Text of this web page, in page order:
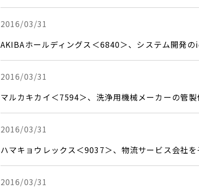
2020年
2015年
2013年
2012年
2010年
2016/03/31
AKIBAホールディングス＜6840＞、システム開発
2016/03/31
マルカキカイ＜7594＞、洗浄用機械メーカーの管
2016/03/31
ハマキョウレックス＜9037＞、物流サービス会社を
2016/03/31